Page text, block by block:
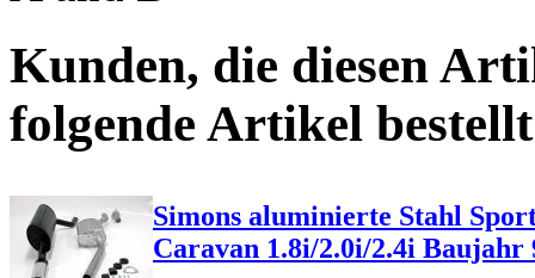
Kunden, die diesen
folgende Artikel
Simons aluminierte Stahl
Caravan 1.8i/2.0i/2.4i Baujahr